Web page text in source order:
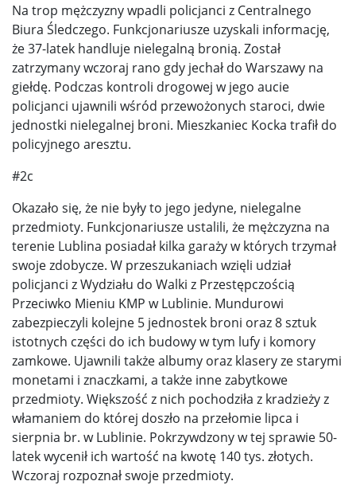
Na trop mężczyzny wpadli policjanci z Centralnego
Biura Śledczego. Funkcjonariusze uzyskali informację,
że 37-latek handluje nielegalną bronią. Został
zatrzymany wczoraj rano gdy jechał do Warszawy na
giełdę. Podczas kontroli drogowej w jego aucie
policjanci ujawnili wśród przewożonych staroci, dwie
jednostki nielegalnej broni. Mieszkaniec Kocka trafił do
policyjnego aresztu.
#2c
Okazało się, że nie były to jego jedyne, nielegalne
przedmioty. Funkcjonariusze ustalili, że mężczyzna na
terenie Lublina posiadał kilka garaży w których trzymał
swoje zdobycze. W przeszukaniach wzięli udział
policjanci z Wydziału do Walki z Przestępczością
Przeciwko Mieniu KMP w Lublinie. Mundurowi
zabezpieczyli kolejne 5 jednostek broni oraz 8 sztuk
istotnych części do ich budowy w tym lufy i komory
zamkowe. Ujawnili także albumy oraz klasery ze starymi
monetami i znaczkami, a także inne zabytkowe
przedmioty. Większość z nich pochodziła z kradzieży z
włamaniem do której doszło na przełomie lipca i
sierpnia br. w Lublinie. Pokrzywdzony w tej sprawie 50-
latek wycenił ich wartość na kwotę 140 tys. złotych.
Wczoraj rozpoznał swoje przedmioty.